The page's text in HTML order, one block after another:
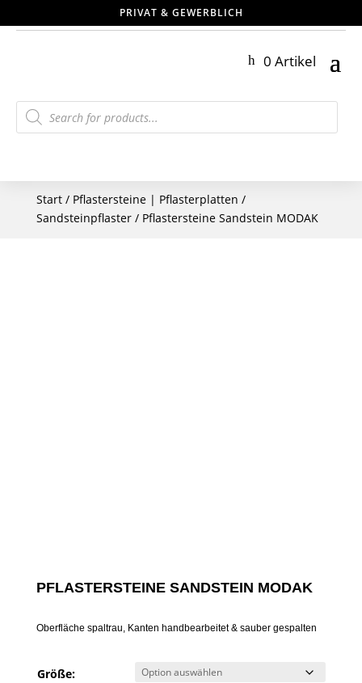
PRIVAT & GEWERBLICH
0 Artikel
Products
search
Start/ Pflastersteine | Pflasterplatten /
Sandsteinpflaster/ Pflastersteine Sandstein MODAK
PFLASTERSTEINE SANDSTEIN MODAK
Oberfläche spaltrau, Kanten handbearbeitet & sauber gespalten
Größe: